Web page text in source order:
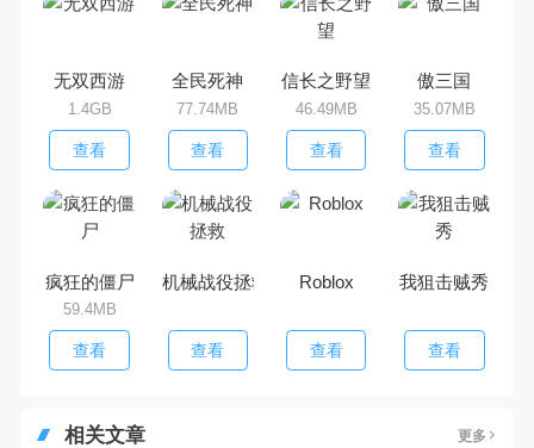
无双西游
1.4GB
查看
全民死神
77.74MB
查看
信长之野望
46.49MB
查看
傲三国
35.07MB
查看
疯狂的僵尸
59.4MB
查看
机械战役拯救
查看
Roblox
查看
我狙击贼秀
查看
相关文章 更多